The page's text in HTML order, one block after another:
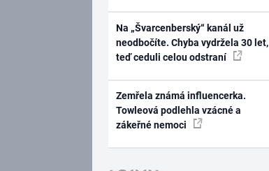
Na „Švarcenberský“ kanál už
neodbočíte. Chyba vydržela 30 let,
teď ceduli celou odstraní
Zemřela známá influencerka.
Towleová podlehla vzácné a
zákeřné nemoci